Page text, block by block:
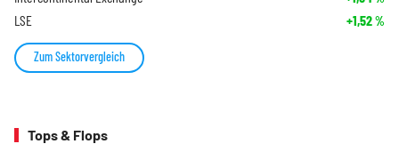
LSE +1,52%
Zum Sektorvergleich
Tops & Flops